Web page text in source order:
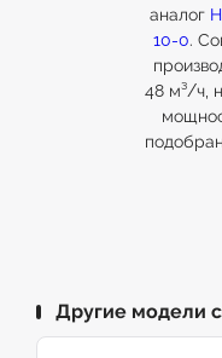
аналог
10-0.
48 м³/ч,
Другие модели